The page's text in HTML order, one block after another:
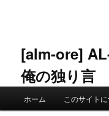
ン
へ
[alm-ore]
俺の独り言
ホーム このサイト